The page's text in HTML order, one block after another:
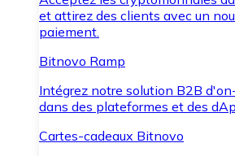
et attirez des clients avec un
paiement.
Bitnovo Ramp
Intégrez notre solution B2B
dans des plateformes et des
Cartes-cadeaux Bitnovo